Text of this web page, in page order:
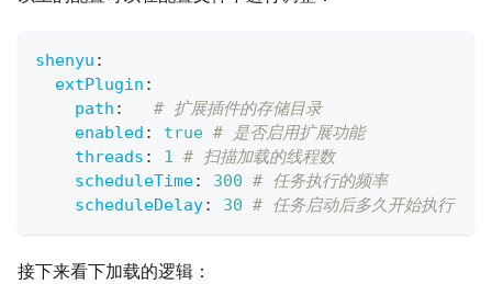
shenyu :
extPlugin :
path :
# 扩展插件的存储目录
enabled : true # 是否启用扩展功能
threads : 1 # 扫描加载的线程数
scheduleTime: 300 # 任务执行的频率
scheduleDelay: 30 # 任务启动后多久开始执行
接下来看下加载的逻辑：